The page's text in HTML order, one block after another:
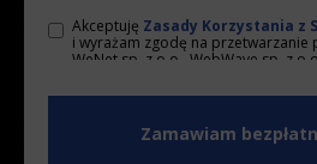
Akceptuję Zasady Korzystania z
i wyrażam zgodę na przetwarzanie
WeNet sp. z o.o., WebWave sp. z
mnie danych osobowych na
Zasadach. Oświadczam, że są mi
wyrażam zgodę na wykonywanie
WeNet sp. z o.o., WebWave sp. z